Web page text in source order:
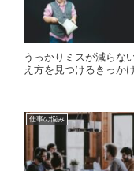
うっかりミスが減らな
え方を見つけるきっか
仕事の悩み